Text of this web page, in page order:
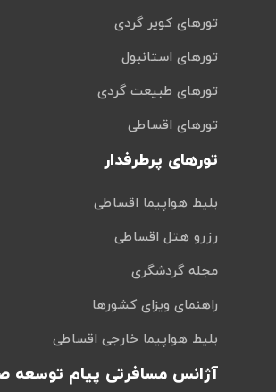
تورهای کویر گردی
تورهای استانبول
تورهای طبیعت گردی
تورهای اقساطی
تورهای پرطرفدار
بلیط هواپیما اقساطی
رزرو هتل اقساطی
مجله گردشگری
راهنمای ویزای کشورها
بلیط هواپیما خارجی اقساطی
آژانس مسافرتی پیام توسعه